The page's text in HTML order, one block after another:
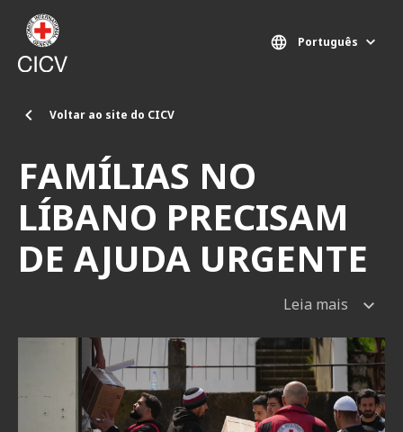
Passar para o conteúdo principal
Voltar ao site do CICV
Português
FAMÍLIAS NO
LÍBANO PRECISAM
DE AJUDA URGENTE
Leia mais